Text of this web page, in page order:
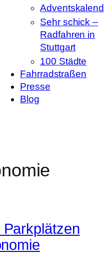
Sehr schick –
Radfahren in
Stuttgart
100 Städte
Fahrradstraßen
Presse
Blog